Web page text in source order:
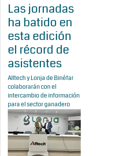
Las jornadas
ha batido en
esta edición
el récord de
asistentes
Alltech y Lonja de Binéfar
colaborarán con el
intercambio de información
para el sector ganadero